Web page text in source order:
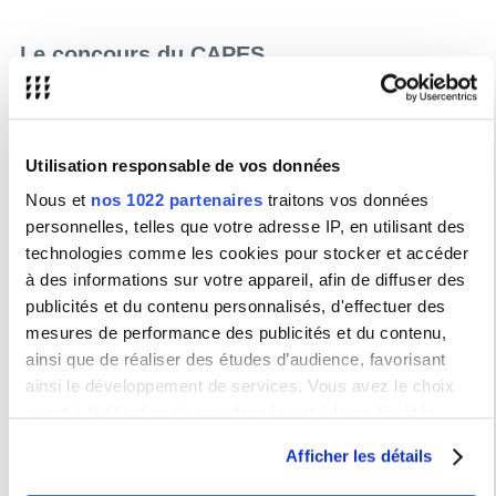
Utilisation responsable de vos données
Nous et nos 1022 partenaires traitons vos données
personnelles, telles que votre adresse IP, en utilisant des
technologies comme les cookies pour stocker et accéder
à des informations sur votre appareil, afin de diffuser des
publicités et du contenu personnalisés, d'effectuer des
mesures de performance des publicités et du contenu,
ainsi que de réaliser des études d’audience, favorisant
ainsi le développement de services. Vous avez le choix
moment en consultant la Déclaration relative aux cookies
Afficher les détails
Le concours du CAPES
Les épreuves du concours se répartissent en deux blocs :
(coefficient 2/3).
L’inscription au CAPES doit être faite par l'étudiant lui-même via
Internet :
NB. : Le site ministériel n'autorise aucune inscription après
la date limite.
Informations sur les masters MEEF par
disciplines
Anglais